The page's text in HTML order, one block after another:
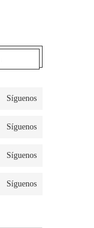
Síguenos
Síguenos
Síguenos
Síguenos